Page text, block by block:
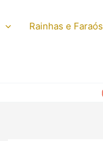
Rainhas e Faraós